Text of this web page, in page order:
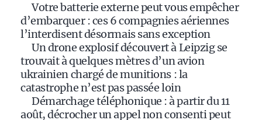
Votre batterie externe peut vous empêcher
d’embarquer : ces 6 compagnies aériennes
l’interdisent désormais sans exception
Un drone explosif découvert à Leipzig se
trouvait à quelques mètres d’un avion
ukrainien chargé de munitions : la
catastrophe n’est pas passée loin
Démarchage téléphonique : à partir du 11
août, décrocher un appel non consenti peut